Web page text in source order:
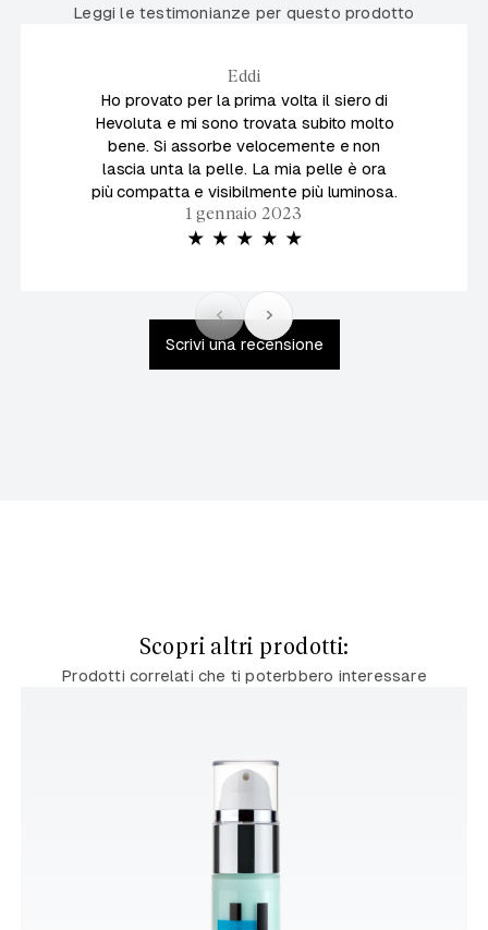
Leggi le testimonianze per questo prodotto
Eddi
Ho provato per la prima volta il siero di
Hevoluta e mi sono trovata subito molto
bene. Si assorbe velocemente e non
lascia unta la pelle. La mia pelle è ora
più compatta e visibilmente più luminosa.
1 gennaio 2023
Scrivi una recensione
Scopri altri prodotti:
Prodotti correlati che ti poterbbero interessare